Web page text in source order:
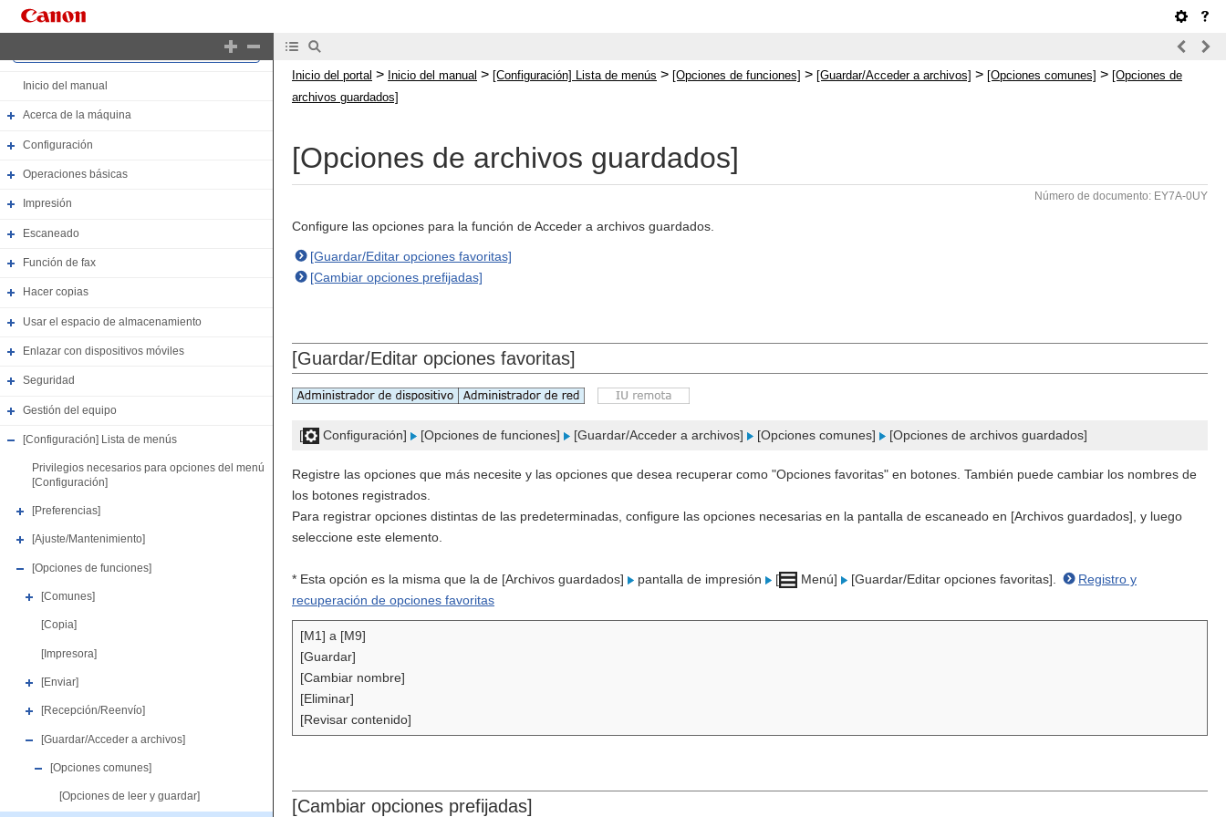
Inicio del manual
Acerca de la máquina
Configuración
Operaciones básicas
Impresión
Escaneado
Función de fax
Hacer copias
Usar el espacio de almacenamiento
Enlazar con dispositivos móviles
Seguridad
Gestión del equipo
[Configuración] Lista de menús
Privilegios necesarios para opciones del menú
[Configuración]
[Preferencias]
[Ajuste/Mantenimiento]
[Opciones de funciones]
[Comunes]
[Copia]
[Impresora]
[Enviar]
[Recepción/Reenvío]
[Guardar/Acceder a archivos]
[Opciones comunes]
[Opciones de leer y guardar]
Inicio del portal > Inicio del manual > [Configuración] Lista de menús > [Opciones de funciones] > [Guardar/Acceder a archivos] > [Opciones comunes] > [Opciones de
archivos guardados]
[Opciones de archivos guardados]
Número de documento: EY7A-0UY
Configure las opciones para la función de Acceder a archivos guardados.
[Guardar/Editar opciones favoritas]
[Cambiar opciones prefijadas]
[Guardar/Editar opciones favoritas]
[ Configuración] [Opciones de funciones] [Guardar/Acceder a archivos] [Opciones comunes] [Opciones de archivos guardados]
Registre las opciones que más necesite y las opciones que desea recuperar como "Opciones favoritas" en botones. También puede cambiar los nombres de
los botones registrados.
Para registrar opciones distintas de las predeterminadas, configure las opciones necesarias en la pantalla de escaneado en [Archivos guardados], y luego
seleccione este elemento.
* Esta opción es la misma que la de [Archivos guardados] pantalla de impresión [ Menú] [Guardar/Editar opciones favoritas].
Registro y
recuperación de opciones favoritas
[M1] a [M9]
[Guardar]
[Cambiar nombre]
[Eliminar]
[Revisar contenido]
[Cambiar opciones prefijadas]